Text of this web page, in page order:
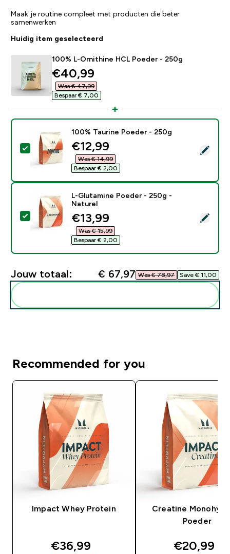
Maak je routine compleet met producten die beter
samenwerken
Huidig item geselecteerd
100% L-Ornithine HCL Poeder - 250g
discounted price
€40,99‎
Was € 47,99‎
Bespaar € 7,00‎
Selecteer dit product - 100% Taurine Poeder - 250g
100% Taurine Poeder - 250g
discounted price
€12,99‎
Was € 14,99‎
Bespaar € 2,00‎
Selecteer dit product - L-Glutamine Poeder - 250g -
L-Glutamine Poeder - 250g -
Naturel
discounted price
€13,99‎
Was € 15,99‎
Bespaar € 2,00‎
Jouw totaal: € 67,97‎ Was € 78,97‎ Save € 11,00‎
Recommended for you
Impact Whey Protein
discounted price
€36,99‎
Creatine
Poeder
€20,99‎